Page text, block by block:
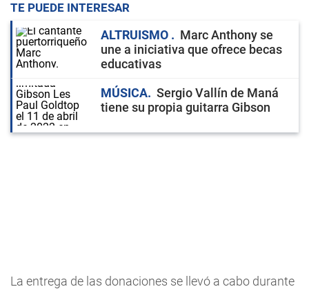
TE PUEDE INTERESAR
ALTRUISMO
Marc Anthony se
une a iniciativa que ofrece becas
educativas
MÚSICA
Sergio Vallín de Maná
tiene su propia guitarra Gibson
La entrega de las donaciones se llevó a cabo durante